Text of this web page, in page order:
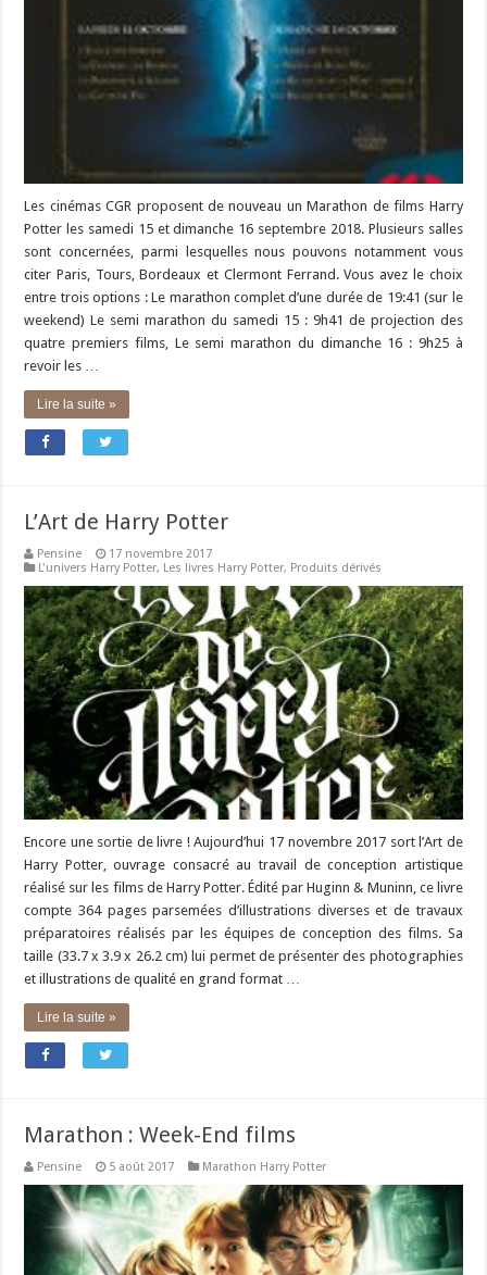
Les cinémas CGR proposent de nouveau un Marathon de films Harry
Potter les samedi 15 et dimanche 16 septembre 2018. Plusieurs salles
sont concernées, parmi lesquelles nous pouvons notamment vous
citer Paris, Tours, Bordeaux et Clermont Ferrand. Vous avez le choix
entre trois options : Le marathon complet d’une durée de 19:41 (sur le
weekend) Le semi marathon du samedi 15 : 9h41 de projection des
quatre premiers films, Le semi marathon du dimanche 16 : 9h25 à
revoir les …
Lire la suite »
L’Art de Harry Potter
Pensine
17 novembre 2017
L'univers Harry Potter, Les livres Harry Potter, Produits dérivés
Encore une sortie de livre ! Aujourd’hui 17 novembre 2017 sort l’Art de
Harry Potter, ouvrage consacré au travail de conception artistique
réalisé sur les films de Harry Potter. Édité par Huginn & Muninn, ce livre
compte 364 pages parsemées d’illustrations diverses et de travaux
préparatoires réalisés par les équipes de conception des films. Sa
taille (33.7 x 3.9 x 26.2 cm) lui permet de présenter des photographies
et illustrations de qualité en grand format …
Lire la suite »
Marathon : Week-End films
Pensine 5 août 2017 Marathon Harry Potter